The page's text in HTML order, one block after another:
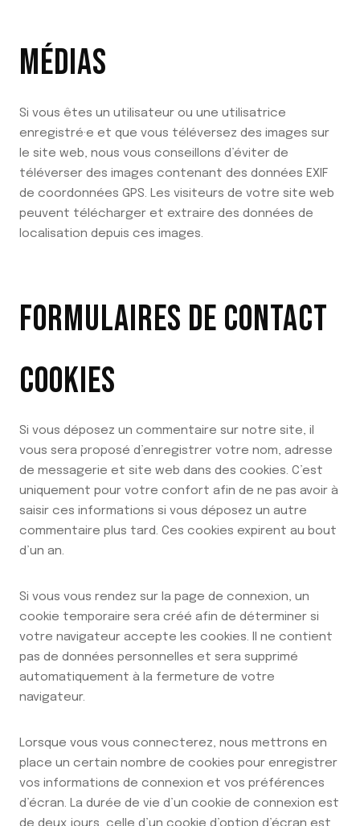
MÉDIAS
Si vous êtes un utilisateur ou une utilisatrice
enregistré·e et que vous téléversez des images sur
le site web, nous vous conseillons d’éviter de
téléverser des images contenant des données EXIF
de coordonnées GPS. Les visiteurs de votre site web
peuvent télécharger et extraire des données de
localisation depuis ces images.
FORMULAIRES DE CONTACT
COOKIES
Si vous déposez un commentaire sur notre site, il
vous sera proposé d’enregistrer votre nom, adresse
de messagerie et site web dans des cookies. C’est
uniquement pour votre confort afin de ne pas avoir à
saisir ces informations si vous déposez un autre
commentaire plus tard. Ces cookies expirent au bout
d’un an.
Si vous vous rendez sur la page de connexion, un
cookie temporaire sera créé afin de déterminer si
votre navigateur accepte les cookies. Il ne contient
pas de données personnelles et sera supprimé
automatiquement à la fermeture de votre
navigateur.
Lorsque vous vous connecterez, nous mettrons en
place un certain nombre de cookies pour enregistrer
vos informations de connexion et vos préférences
d’écran. La durée de vie d’un cookie de connexion est